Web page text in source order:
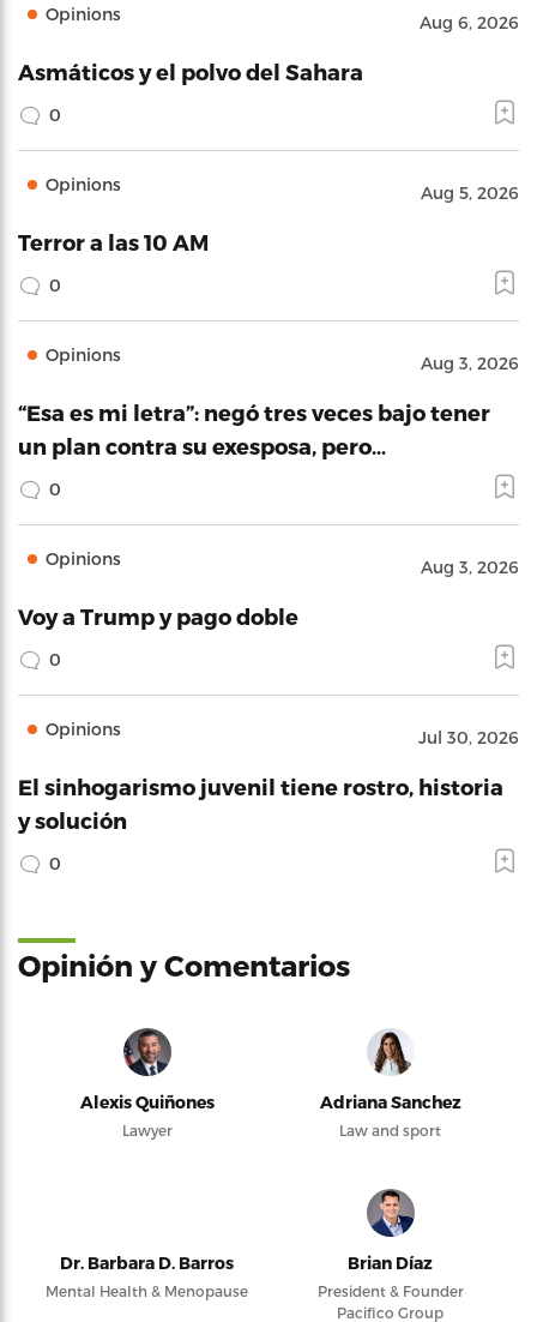
Opinions Aug 6, 2026
Asmáticos y el polvo del Sahara
0
Opinions Aug 5, 2026
Terror a las 10 AM
0
Opinions Aug 3, 2026
“Esa es mi letra”: negó tres veces bajo tener
un plan contra su exesposa, pero…
0
Opinions Aug 3, 2026
Voy a Trump y pago doble
0
Opinions Jul 30, 2026
El sinhogarismo juvenil tiene rostro, historia
y solución
0
Opinión y Comentarios
Alexis Quiñones
Lawyer
Adriana Sanchez
Law and sport
Dr. Barbara D. Barros
Mental Health & Menopause
Brian Díaz
President & Founder
Pacifico Group